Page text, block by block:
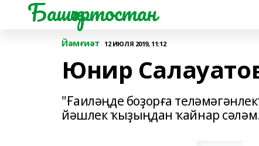
Башҡортостан
Йәмғиәт 12 ИЮЛЯ 2019, 11:12
Юнир
"Ғаиләңде боҙорға
йәшлек ҡыҙыңдан ҡайнар